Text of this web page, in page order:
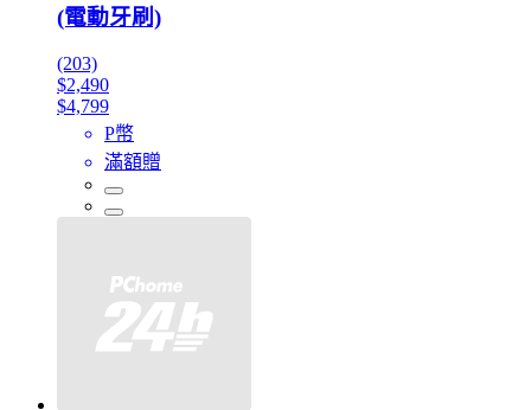
(電動牙刷)
(203)
$2,490
$4,799
P幣
滿額贈